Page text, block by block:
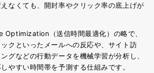
なくても、開封率やクリック率の底上げが
Optimization（送信時間最適化）の略で、
クといったメールへの反応や、サイト訪
グなどの行動データを機械学習が分析し、
やすい時間帯を予測する仕組みです。